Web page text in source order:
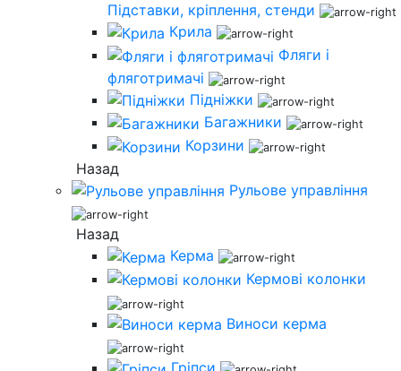
Підставки, кріплення, стенди
Крила
Фляги і
фляготримачі
Підніжки
Багажники
Корзини
Назад
Рульове управління
Назад
Керма
Кермові колонки
Виноси керма